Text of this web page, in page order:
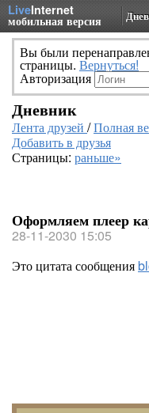
LiveInternet
мобильная версия
Вы были
страницы. Вернуться!
Авторизация
Дневник
Лента друзей /Полная
Добавить в друзья
Страницы: раньше»
Оформляем плеер
28-11-2030 15:05
Это цитата сообщения